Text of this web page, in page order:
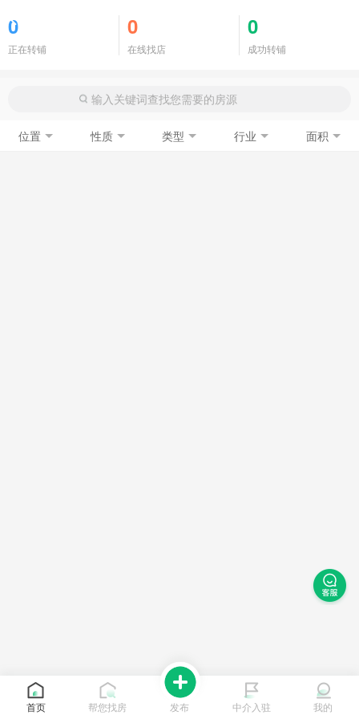
0
正在转铺
0
在线找店
0
成功转铺
位置 性质 类型 行业 面积
首页 帮您找房 发布 中介入驻 我的